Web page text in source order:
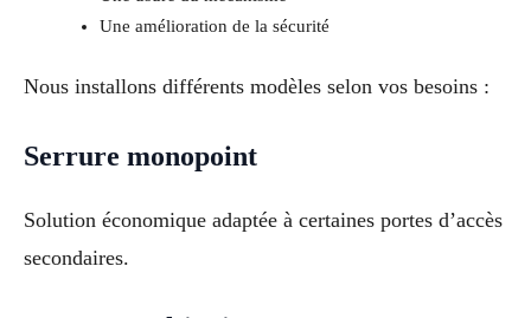
Une amélioration de la sécurité
Nous installons différents modèles selon vos besoins :
Serrure monopoint
Solution économique adaptée à certaines portes d’accès
secondaires.